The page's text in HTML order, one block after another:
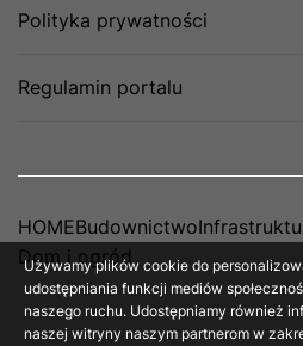
Polityka prywatności
Regulamin portalu
HOMEBudownictwo
Dom i ogród
Używamy plików cookie do
udostępniania funkcji mediów
naszego ruchu. Udostępniamy również
naszej witryny naszym partnerom w